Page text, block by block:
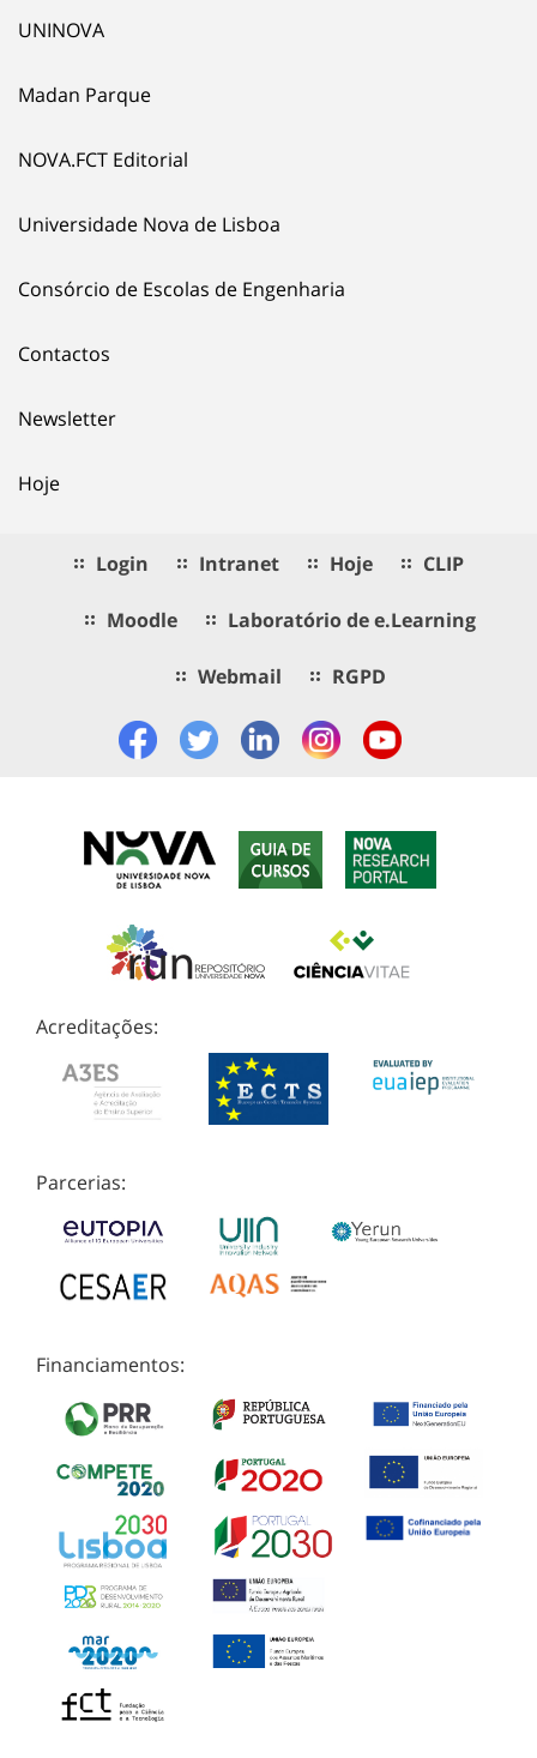
UNINOVA
Madan Parque
NOVA.FCT Editorial
Universidade Nova de Lisboa
Consórcio de Escolas de Engenharia
Contactos
Newsletter
Hoje
Login Intranet Hoje CLIP
Moodle Laboratório de e.Learning
Webmail RGPD
Acreditações:
Parcerias:
Financiamentos: